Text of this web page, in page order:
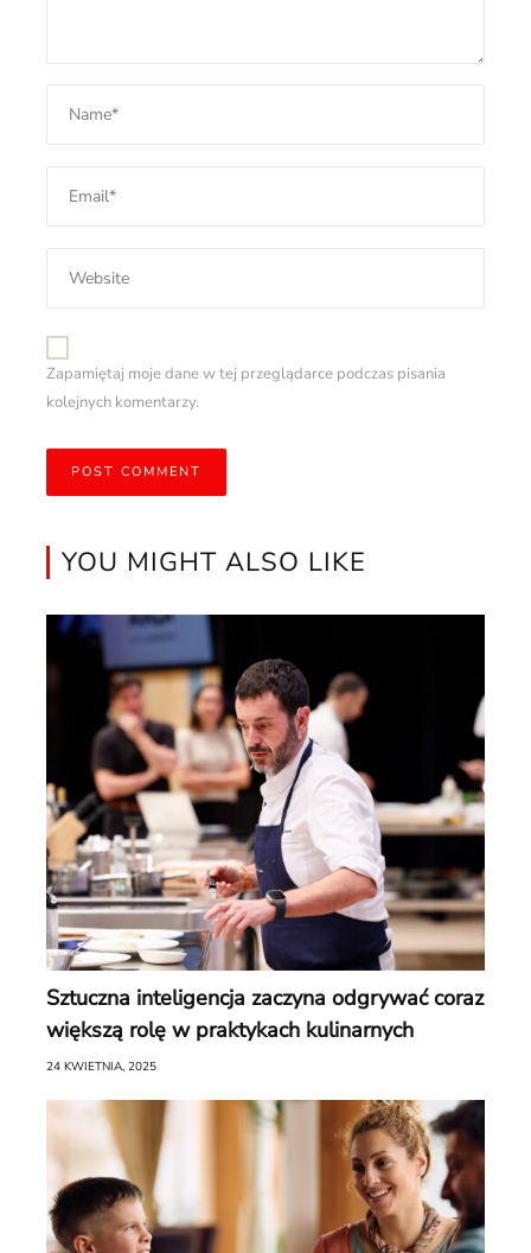
Zapamiętaj moje dane w tej przeglądarce podczas pisania
kolejnych komentarzy.
YOU MIGHT ALSO LIKE
Sztuczna inteligencja zaczyna odgrywać coraz
większą rolę w praktykach kulinarnych
24 KWIETNIA, 2025